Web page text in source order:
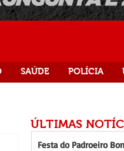
SAÚDE POLÍCIA
ÚLTIMAS
Festa do Padroeiro